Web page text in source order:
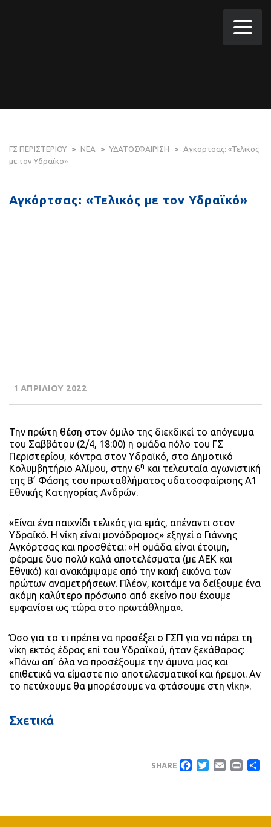
ΓΣ ΠΕΡΙΣΤΕΡΙΟΥ > ΝΕΑ > ΥΔΑΤΟΣΦΑΙΡΙΣΗ > Αγκορτσας: «Τελικος
με τον Υδραϊκο»
Αγκόρτσας: «Τελικός με τον Υδραϊκό»
1 ΑΠΡΙΛΙΟΥ 2022
Την πρώτη θέση στον όμιλο της διεκδικεί το απόγευμα
του Σαββάτου (2/4, 18:00) η ομάδα πόλο του ΓΣ
Περιστερίου, κόντρα στον Υδραϊκό, στο Δημοτικό
Κολυμβητήριο Αλίμου, στην 6η και τελευταία αγωνιστική
της Β’ Φάσης του πρωταθλήματος υδατοσφαίρισης Α1
Εθνικής Κατηγορίας Ανδρών.
«Είναι ένα παιχνίδι τελικός για εμάς, απέναντι στον
Υδραϊκό. Η νίκη είναι μονόδρομος» εξηγεί ο Γιάννης
Αγκόρτσας και προσθέτει: «Η ομάδα είναι έτοιμη,
φέραμε δυο πολύ καλά αποτελέσματα (με ΑΕΚ και
Εθνικό) και ανακάμψαμε από την κακή εικόνα των
πρώτων αναμετρήσεων. Πλέον, κοιτάμε να δείξουμε ένα
ακόμη καλύτερο πρόσωπο από εκείνο που έχουμε
εμφανίσει ως τώρα στο πρωτάθλημα».
Όσο για το τι πρέπει να προσέξει ο ΓΣΠ για να πάρει τη
νίκη εκτός έδρας επί του Υδραϊκού, ήταν ξεκάθαρος:
«Πάνω απ’ όλα να προσέξουμε την άμυνα μας και
επιθετικά να είμαστε πιο αποτελεσματικοί και ήρεμοι. Αν
το πετύχουμε θα μπορέσουμε να φτάσουμε στη νίκη».
Σχετικά
SHARE